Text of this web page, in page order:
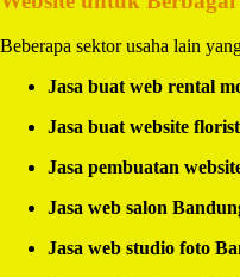
Beberapa sektor usaha lain
Jasa buat web rental
Jasa buat website
Jasa pembuatan
Jasa web salon
Jasa web studio foto